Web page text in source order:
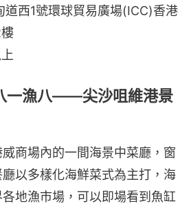
道西1號環球貿易廣場(ICC)香港
一漁八——尖沙咀維港景
商場內的一間海景中菜廳，窗
以多樣化海鮮菜式為主打，海
地漁市場，可以即場看到魚缸